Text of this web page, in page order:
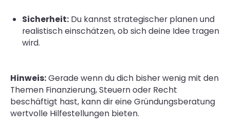
Sicherheit: Du kannst strategischer planen und
realistisch einschätzen, ob sich deine Idee tragen
wird.
Hinweis:Gerade wenn du dich bisher wenig mit den
Themen Finanzierung, Steuern oder Recht
beschäftigt hast, kann dir eine Gründungsberatung
wertvolle Hilfestellungen bieten.